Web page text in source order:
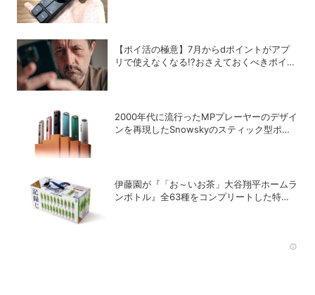
【ポイ活の極意】7月からdポイントがアプ
リで使えなくなる!?おさえておくべきポイン
2000年代に流行ったMPプレーヤーのデザイ
ンを再現したSnowskyのスティック型ポー
伊藤園が『「お～いお茶」大谷翔平ホームラ
ンボトル』全63種をコンプリートした特別